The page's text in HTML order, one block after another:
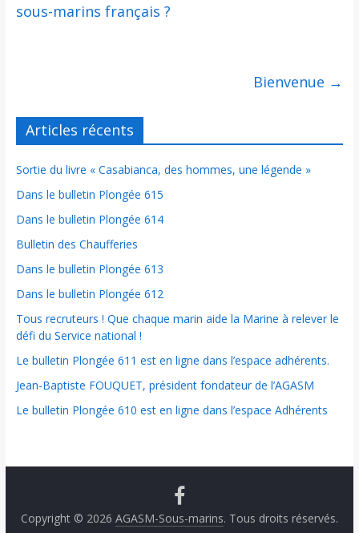
sous-marins français ?
Bienvenue →
Articles récents
Sortie du livre « Casabianca, des hommes, une légende »
Dans le bulletin Plongée 615
Dans le bulletin Plongée 614
Bulletin des Chaufferies
Dans le bulletin Plongée 613
Dans le bulletin Plongée 612
Tous recruteurs ! Que chaque marin aide la Marine à relever le
défi du Service national !
Le bulletin Plongée 611 est en ligne dans l’espace adhérents.
Jean-Baptiste FOUQUET, président fondateur de l’AGASM
Le bulletin Plongée 610 est en ligne dans l’espace Adhérents
Copyright © 2026 AGASM-Sous-marins. Tous droits réservés.